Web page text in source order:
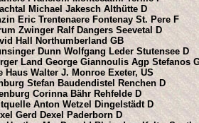
Michael Jakesch Althütte D
Eric Trentenaere Fontenay St. Pere F
Zwinger Ralf Dangers Seevetal D
Hall Northumberland GB
Dunn Wolfgang Leder Stutensee D
Land George Giannoulis Agp Stefanos
Walter J. Monroe Exeter, US
Stefan Baudendistel Renchen D
Corinna Bähr Rehfelde D
Anton Wetzel Dingelstädt D
Gerd Dexel Paderborn D